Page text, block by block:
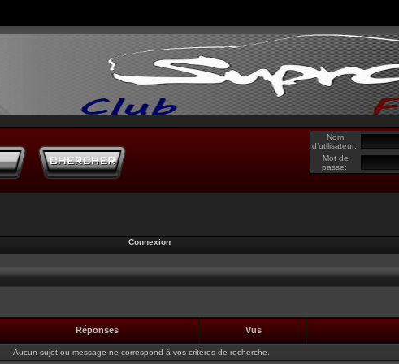
Nom
d’utilisateur:
Mot de
passe:
Connexion
Réponses Vus
Aucun sujet ou message ne correspond à vos critères de recherche.